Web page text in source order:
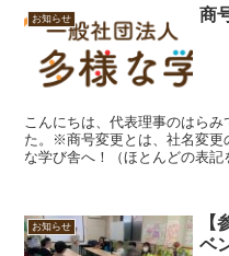
お知らせ 商
こんにちは、代表理事のはら
た。※商号変更とは、社名変更
な学び舎へ！（ほとんどの表
お知らせ
ベ